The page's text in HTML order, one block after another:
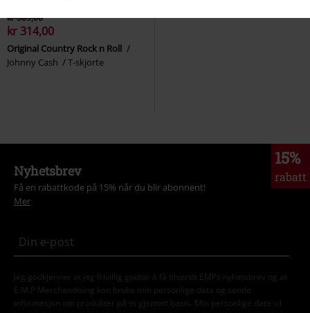
kr 369,00
kr 314,00
Original Country Rock n Roll
Johnny Cash
T-skjorte
15%
rabatt
Nyhetsbrev
Få en rabattkode på 15% når du blir abonnent!
Mer
Jeg godkjenner at jeg frivillig godtar å få tilsendt EMPs nyhetsbrev og at
E.M.P Merchandising kan bruke min personlige data og sende
informasjon om produkter på et gjentatt basis. Min personlige data vil